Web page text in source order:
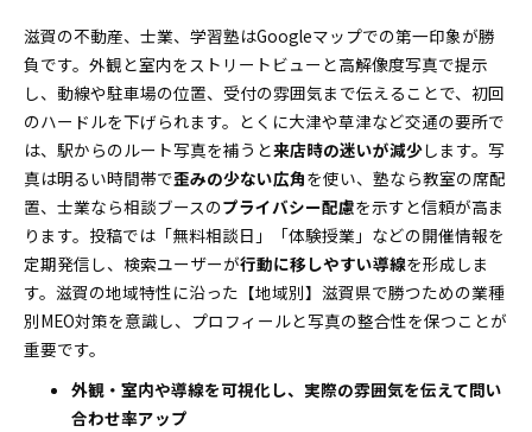
滋賀の不動産、士業、学習塾はGoogleマップでの第一印象が勝
負です。外観と室内をストリートビューと高解像度写真で提示
し、動線や駐車場の位置、受付の雰囲気まで伝えることで、初回
のハードルを下げられます。とくに大津や草津など交通の要所で
は、駅からのルート写真を補うと来店時の迷いが減少します。写
真は明るい時間帯で歪みの少ない広角を使い、塾なら教室の席配
置、士業なら相談ブースのプライバシー配慮を示すと信頼が高ま
ります。投稿では「無料相談日」「体験授業」などの開催情報を
定期発信し、検索ユーザーが行動に移しやすい導線を形成しま
す。滋賀の地域特性に沿った【地域別】滋賀県で勝つための業種
別MEO対策を意識し、プロフィールと写真の整合性を保つことが
重要です。
外観・室内や導線を可視化し、実際の雰囲気を伝えて問い
合わせ率アップ